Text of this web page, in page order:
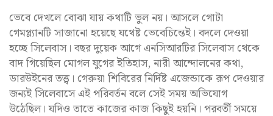
ভেবে দেখলে বোঝা যায় কথাটি ভুল নয়। আসলে গোটা
গেমপ্ল্যানটি সাজানো হয়েছে যথেষ্ট ভেবেচিন্তেই। বদলে দেওয়া
হচ্ছে সিলেবাস। বছর দুয়েক আগে এনসিআরটির সিলেবাস থেকে
বাদ গিয়েছিল মোগল যুগের ইতিহাস, নারী আন্দোলনের কথা,
ডারউইনের তত্ত্ব। গেরুয়া শিবিরের নির্দিষ্ট এজেন্ডাকে রূপ দেওয়ার
জন্যই সিলেবাসে এই পরিবর্তন বলে সেই সময় অভিযোগ
উঠেছিল। যদিও তাতে কাজের কাজ কিছুই হয়নি। পরবর্তী সময়ে